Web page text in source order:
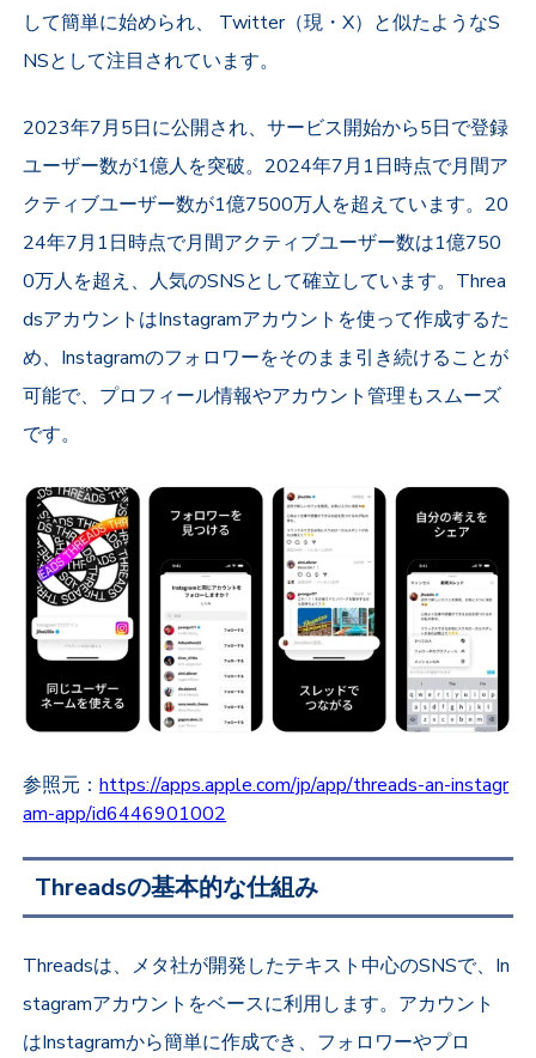
して簡単に始められ、 Twitter（現・X）と似たようなS
NSとして注目されています。
2023年7月5日に公開され、サービス開始から5日で登録
ユーザー数が1億人を突破。2024年7月1日時点で月間ア
クティブユーザー数が1億7500万人を超えています。20
24年7月1日時点で月間アクティブユーザー数は1億750
0万人を超え、人気のSNSとして確立しています。Threa
dsアカウントはInstagramアカウントを使って作成するた
め、Instagramのフォロワーをそのまま引き続けることが
可能で、プロフィール情報やアカウント管理もスムーズ
です。
参照元：https://apps.apple.com/jp/app/threads-an-instagr
am-app/id6446901002
Threadsの基本的な仕組み
Threadsは、メタ社が開発したテキスト中心のSNSで、In
stagramアカウントをベースに利用します。アカウント
はInstagramから簡単に作成でき、フォロワーやプロ